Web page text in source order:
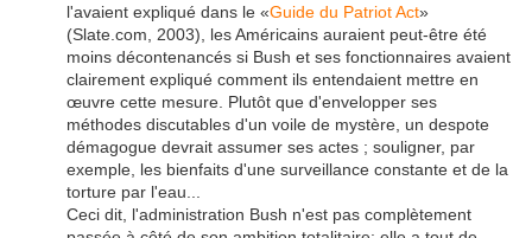
l'avaient expliqué dans le «Guide du Patriot Act»
(Slate.com, 2003), les Américains auraient peut-être été
moins décontenancés si Bush et ses fonctionnaires avaient
clairement expliqué comment ils entendaient mettre en
œuvre cette mesure. Plutôt que d'envelopper ses
méthodes discutables d'un voile de mystère, un despote
démagogue devrait assumer ses actes ; souligner, par
exemple, les bienfaits d'une surveillance constante et de la
torture par l'eau...
Ceci dit, l'administration Bush n'est pas complètement